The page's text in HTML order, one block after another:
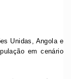
Unidas, Angola e
em cenário